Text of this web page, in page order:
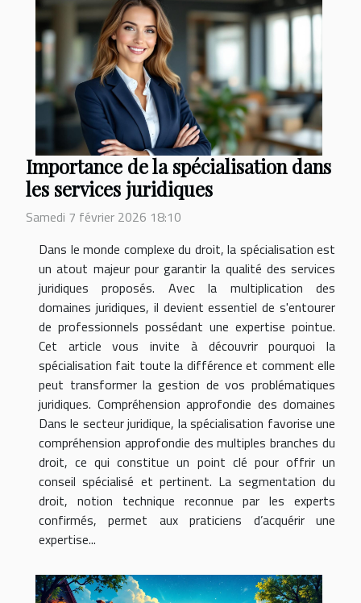
Importance de la spécialisation dans
les services juridiques
Samedi 7 février 2026 18:10
Dans le monde complexe du droit, la spécialisation est
un atout majeur pour garantir la qualité des services
juridiques proposés. Avec la multiplication des
domaines juridiques, il devient essentiel de s'entourer
de professionnels possédant une expertise pointue.
Cet article vous invite à découvrir pourquoi la
spécialisation fait toute la différence et comment elle
peut transformer la gestion de vos problématiques
juridiques. Compréhension approfondie des domaines
Dans le secteur juridique, la spécialisation favorise une
compréhension approfondie des multiples branches du
droit, ce qui constitue un point clé pour offrir un
conseil spécialisé et pertinent. La segmentation du
droit, notion technique reconnue par les experts
confirmés, permet aux praticiens d’acquérir une
expertise...